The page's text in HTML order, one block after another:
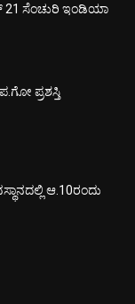
ಸೆಂಚುರಿ ಇಂಡಿಯಾ
ಪ್ರಶಸ್ತಿ
ಆ.10ರಂದು